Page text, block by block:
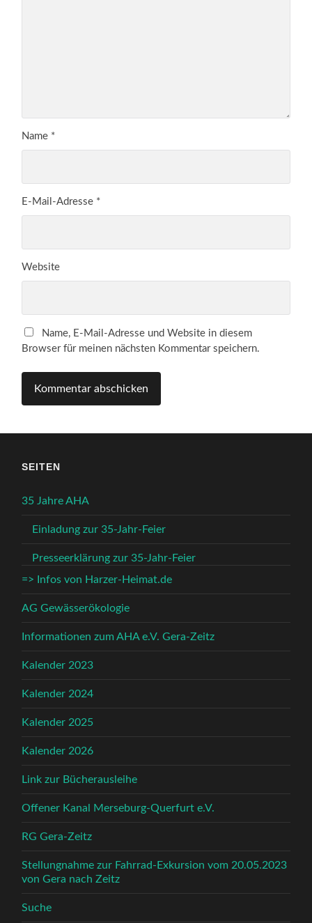
Name *
E-Mail-Adresse *
Website
Name, E-Mail-Adresse und Website in diesem
Browser für meinen nächsten Kommentar speichern.
SEITEN
35 Jahre AHA
Einladung zur 35-Jahr-Feier
Presseerklärung zur 35-Jahr-Feier
=> Infos von Harzer-Heimat.de
AG Gewässerökologie
Informationen zum AHA e.V. Gera-Zeitz
Kalender 2023
Kalender 2024
Kalender 2025
Kalender 2026
Link zur Bücherausleihe
Offener Kanal Merseburg-Querfurt e.V.
RG Gera-Zeitz
Stellungnahme zur Fahrrad-Exkursion vom 20.05.2023
von Gera nach Zeitz
Suche